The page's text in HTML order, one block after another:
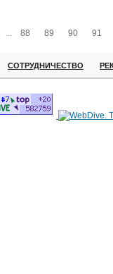
... 88 89 90 91
СОТРУДНИЧЕСТВО